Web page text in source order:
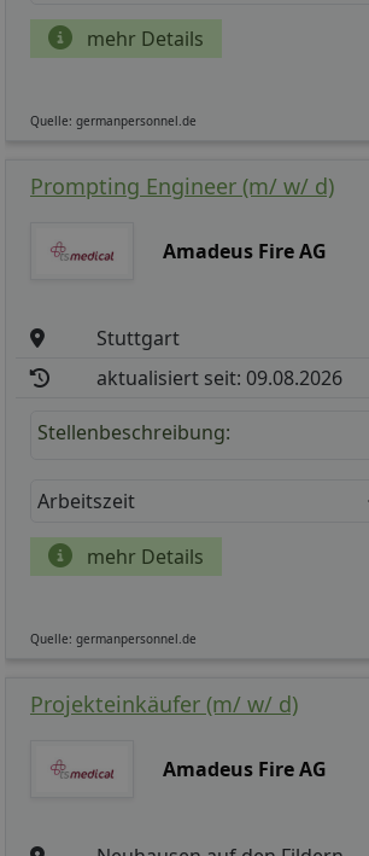
mehr Details
Quelle: germanpersonnel.de
Prompting Engineer (m/ w/ d)
Amadeus Fire AG
Stuttgart
aktualisiert seit: 09.08.2026
Stellenbeschreibung:
Arbeitszeit
mehr Details
Quelle: germanpersonnel.de
Projekteinkäufer (m/ w/ d)
Amadeus Fire AG